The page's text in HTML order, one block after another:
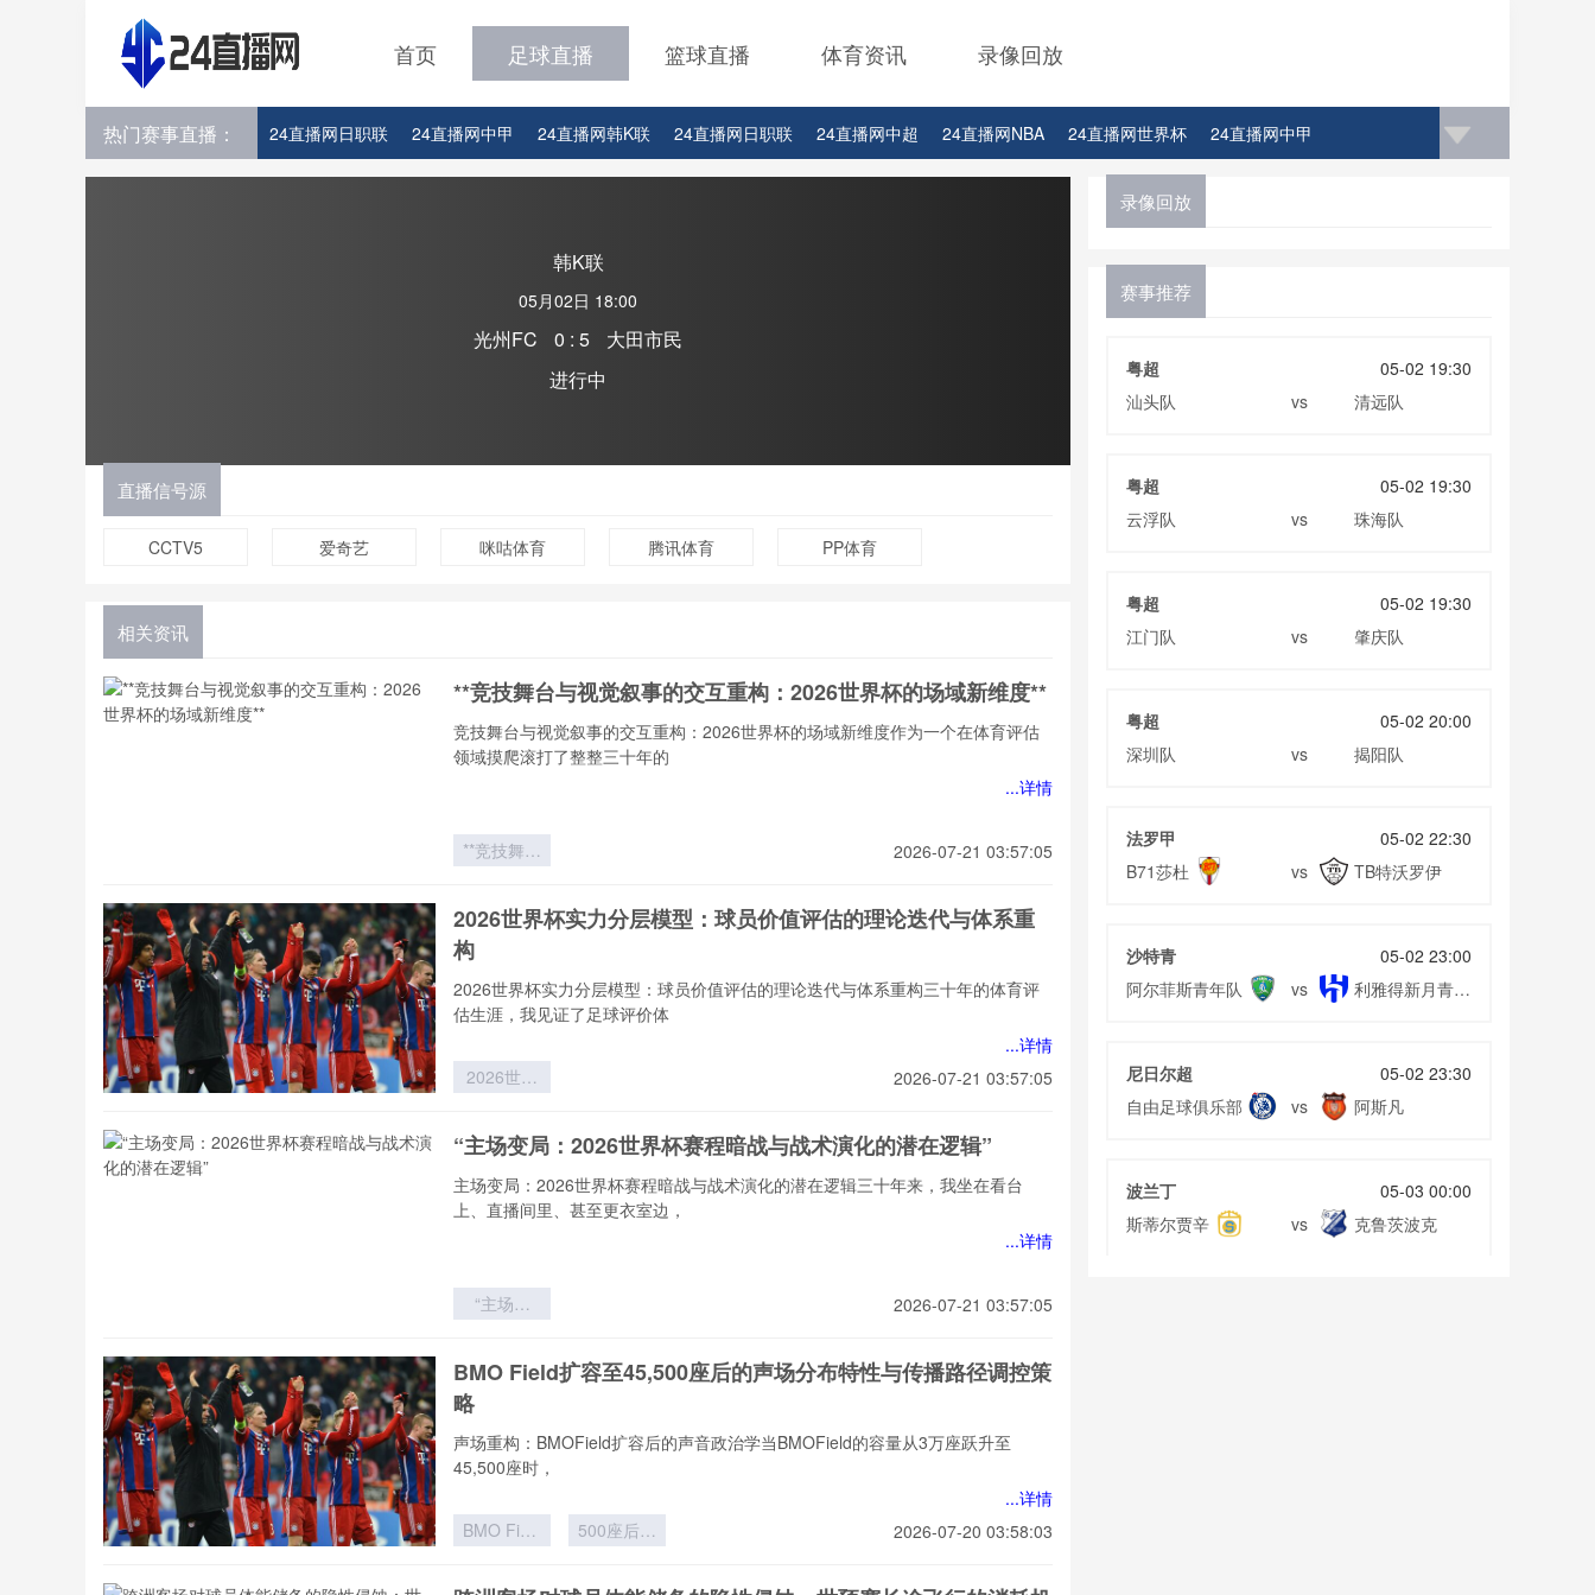
首页 足球直播 篮球直播 体育资讯 录像回放
热门赛事直播： 24直播网日职联 24直播网中甲 24直播网韩K联 24直播网日职联 24直播网中超 24直播网NBA 24直播网世界杯 24直播网中甲
韩K联
05月02日 18:00
光州FC 0 : 5
大田市民
进行中
直播信号源
CCTV5 爱奇艺 咪咕体育 腾讯体育 PP体育
相关资讯
**竞技舞台与视觉叙事的交互重构：2026世界杯的场域新维度**
竞技舞台与视觉叙事的交互重构：2026世界杯的场域新维度作为一个在体育评估
领域摸爬滚打了整整三十年的
...详情
**竞技舞台
构：2026
世界杯的场
2026-07-21 03:57:05
2026世界杯实力分层模型：球员价值评估的理论迭代与体系重
构
2026世界杯实力分层模型：球员价值评估的理论迭代与体系重构三十年的体育评
估生涯，我见证了足球评价体
...详情
2026世界
价值评估的
理论迭代与
体系重构
2026-07-21 03:57:05
“主场变局：2026世界杯赛程暗战与战术演化的潜在逻辑”
主场变局：2026世界杯赛程暗战与战术演化的潜在逻辑三十年来，我坐在看台
上、直播间里、甚至更衣室边，
...详情
“主场变
暗战与战术
演化的潜在
2026-07-21 03:57:05
BMO Field扩容至45,500座后的声场分布特性与传播路径调控策
略
声场重构：BMOField扩容后的声音政治学当BMOField的容量从3万座跃升至
45,500座时，
...详情
BMO Field
扩容至45
500座后的
2026-07-20 03:58:03
录像回放
赛事推荐
粤超
05-02 19:30
汕头队
vs 清远队
粤超
05-02 19:30
云浮队
vs 珠海队
粤超
05-02 19:30
江门队
vs 肇庆队
粤超
05-02 20:00
深圳队
vs 揭阳队
法罗甲
05-02 22:30
B71莎杜
vs TB特沃罗伊
沙特青
05-02 23:00
阿尔菲斯青年队
vs
利雅得新月青年
尼日尔超
05-02 23:30
自由足球俱乐部
vs 阿斯凡
波兰丁
05-03 00:00
斯蒂尔贾辛
vs 克鲁茨波克